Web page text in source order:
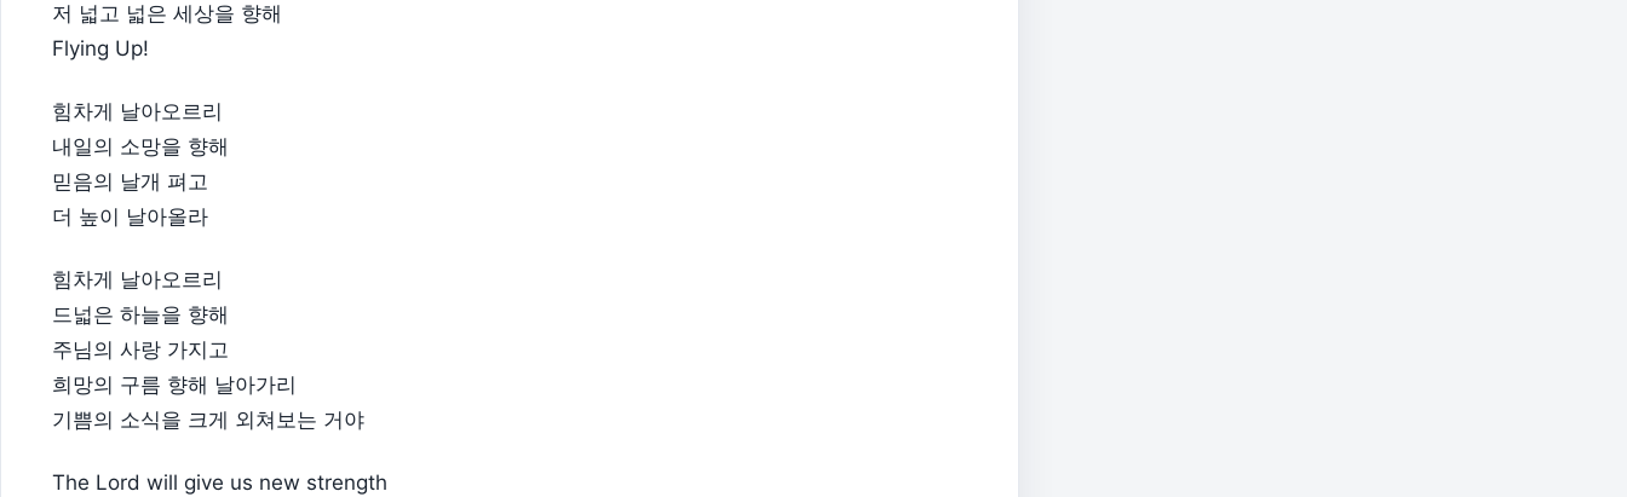
저 넓고 넓은 세상을 향해
Flying Up!
힘차게 날아오르리
내일의 소망을 향해
믿음의 날개 펴고
더 높이 날아올라
힘차게 날아오르리
드넓은 하늘을 향해
주님의 사랑 가지고
희망의 구름 향해 날아가리
기쁨의 소식을 크게 외쳐보는 거야
The Lord will give us new strength